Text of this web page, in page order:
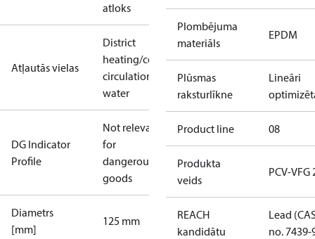
atloks
Atļautās vielas
District
heating/cooling
circulation
water
DG Indicator
Profile
Not relevant
for
dangerous
goods
Diametrs
[mm]
125 mm
Plombējuma
materiāls
EPDM
Plūsmas
raksturlīkne
Lineāri
Product line 08
Produkta
veids
PCV-VFG
REACH
kandidātu
Lead
no. 7439-